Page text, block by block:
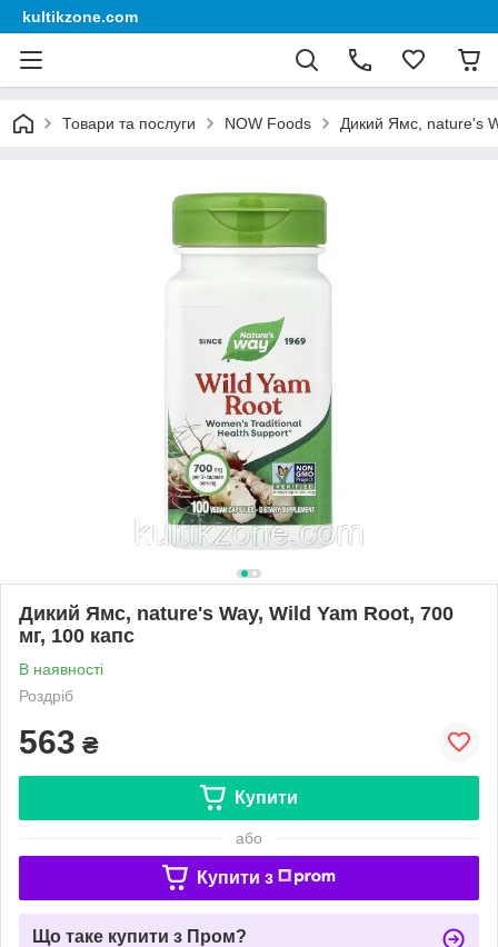
kultikzone.com
Товари та послуги NOW Foods Дикий Ямс, nature's
Дикий Ямс, nature's Way, Wild Yam Root, 700
мг, 100 капс
В наявності
Роздріб
563 ₴
Купити
або
Купити з
Що таке купити з Пром?